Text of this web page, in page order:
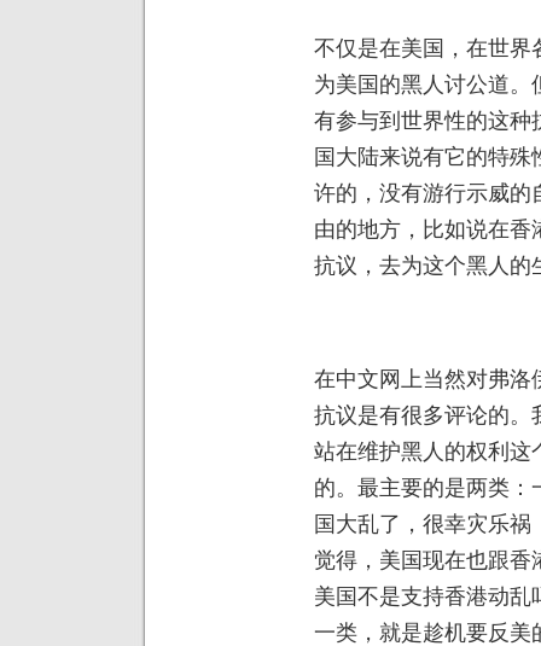
不仅是在美国，在世界
为美国的黑人讨公道
有参与到世界性的这种
国大陆来说有它的特
许的，没有游行示威的
由的地方，比如说在
抗议，去为这个黑人的
在中文网上当然对弗洛
抗议是有很多评论的。
站在维护黑人的权利这
的。最主要的是两类
国大乱了，很幸灾乐
觉得，美国现在也跟
美国不是支持香港动
一类，就是趁机要反美